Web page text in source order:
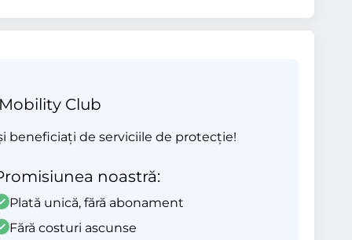
Club
beneficiați de serviciile de protecție!
noastră:
Plată unică, fără abonament
Fără costuri ascunse